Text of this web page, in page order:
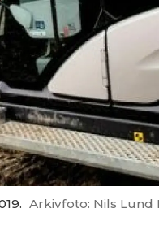
Arkivfoto: Nils Lund